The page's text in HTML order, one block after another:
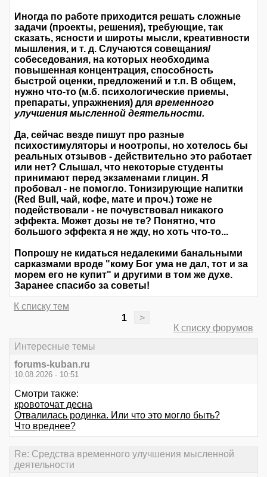
Иногда по работе приходится решать сложные
задачи (проекты, решения), требующие, так
сказать, ясности и широты мысли, креативности
мышления, и т. д. Случаются совещания/
собеседования, на которых необходима
повышенная концентрация, способность
быстрой оценки, предложений и т.п. В общем,
нужно что-то (м.б. психологические приемы,
препараты, упражнения) для временного
улучшения мысленной деятельности.
Да, сейчас везде пишут про разные
психостимуляторы и ноотропы, но хотелось бы
реальных отзывов - действительно это работает
или нет? Слышал, что некоторые студенты
принимают перед экзаменами глицин. Я
пробовал - не помогло. Тонизирующие напитки
(Red Bull, чай, кофе, мате и проч.) тоже не
подействовали - не почувствовал никакого
эффекта. Может дозы не те? Понятно, что
большого эффекта я не жду, но хоть что-то...
Попрошу не кидаться недалекими банальными
сарказмами вроде "кому Бог ума не дал, тот и за
морем его не купит" и другими в том же духе.
Заранее спасибо за советы!
К списку тем
1
>
К списку форумов
Интересные темы
forums-kuban.ru
10.08.2026 - 10:51
Смотри также:
кровоточат десна
Отвалилась родинка. Или что это могло быть?
Что вреднее?
Re: Средства временного улучшения мысленной
деятельности